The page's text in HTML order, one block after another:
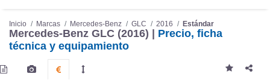
Inicio Marcas Mercedes-Benz GLC 2016 Estándar
Mercedes-Benz GLC (2016) | Precio, ficha
técnica y equipamiento